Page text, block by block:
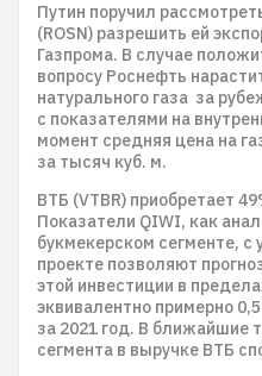
Путин поручил
(ROSN) разрешить ей
Газпрома. В случае
вопросу Роснефть
натурального газа за
с показателями на
момент средняя цена на
за тысяч куб. м.
ВТБ (VTBR) приобретает
Показатели QIWI, как
букмекерском сегменте, с
проекте позволяют
этой инвестиции в
эквивалентно примерно
за 2021 год. В ближайшие
сегмента в выручке ВТБ